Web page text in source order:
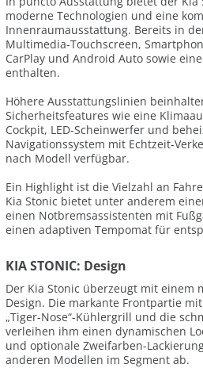
moderne Technologien und eine
Innenraumausstattung. Bereits in
Multimedia-Touchscreen,
CarPlay und Android Auto sowie
enthalten.
Höhere Ausstattungslinien
Sicherheitsfeatures wie eine
Cockpit, LED-Scheinwerfer und
Navigationssystem mit Echtzeit-
nach Modell verfügbar.
Ein Highlight ist die Vielzahl an
Kia Stonic bietet unter anderem
einen Notbremsassistenten mit
einen adaptiven Tempomat für
KIA STONIC: Design
Der Kia Stonic überzeugt mit einem
Design. Die markante Frontpartie
„Tiger-Nose“-Kühlergrill und die
verleihen ihm einen dynamischen
und optionale Zweifarben-
anderen Modellen im Segment ab.